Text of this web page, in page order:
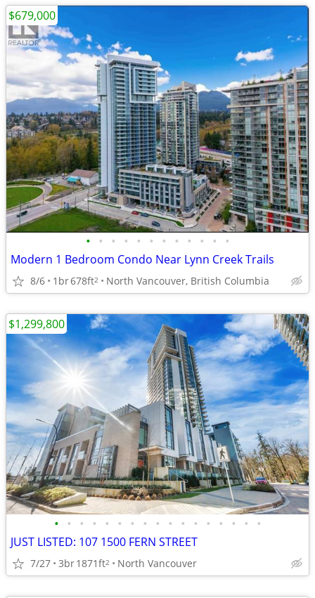
• • • • • • • • • • • •
Modern 1 Bedroom Condo Near Lynn Creek Trails
8/6 1br678ft2 North Vancouver, British Columbia
$679,000
• • • • • • • • • • • • • • • • •
JUST LISTED: 107 1500 FERN STREET
7/27 3br1871ft2 North Vancouver
$1,299,800